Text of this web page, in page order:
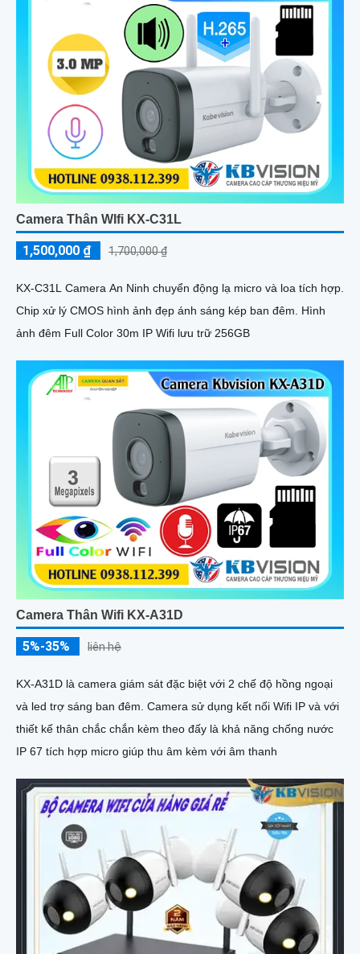
Camera Thân WIfi KX-C31L
1,500,000 ₫ 1,700,000 ₫
KX-C31L Camera An Ninh chuyển động lạ micro và loa tích hợp.
Chip xử lý CMOS hình ảnh đẹp ánh sáng kép ban đêm. Hình
ảnh đêm Full Color 30m IP Wifi lưu trữ 256GB
Camera Thân Wifi KX-A31D
5%-35% liên hệ
KX-A31D là camera giám sát đặc biệt với 2 chế độ hồng ngoại
và led trợ sáng ban đêm. Camera sử dụng kết nối Wifi IP và với
thiết kế thân chắc chắn kèm theo đấy là khả năng chống nước
IP 67 tích hợp micro giúp thu âm kèm với âm thanh